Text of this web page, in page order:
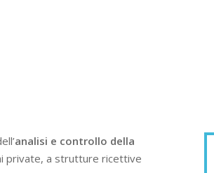
analisi e controllo della
private, a strutture ricettive